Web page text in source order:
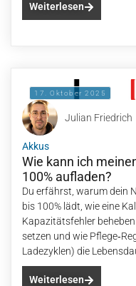
Weiterlesen
17. Oktober 2025
Julian Friedrich
Akkus
Wie kann ich
100% aufladen?
Du erfährst, warum dein
bis 100% lädt, wie eine
Kapazitätsfehler
setzen und wie
Ladezyklen) die
Weiterlesen